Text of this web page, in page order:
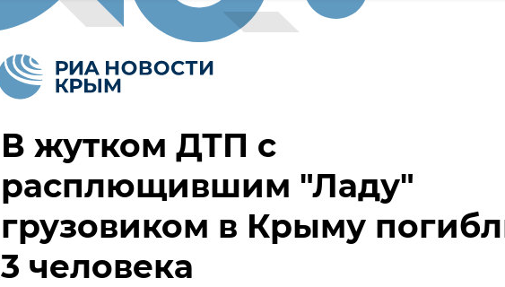
В жутком ДТП с
расплющившим "Ладу"
грузовиком в Крыму
3 человека